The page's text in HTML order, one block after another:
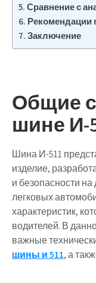
Сравнение с
Заключение
Общие
шине И-
Шина И-511
изделие,
и безопасности
легковых
характеристик,
водителей. В
важные
шины и 511, а